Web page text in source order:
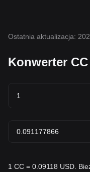
Ostatnia aktualizacja:
Konwerter
1 CC = 0.09118 USD.